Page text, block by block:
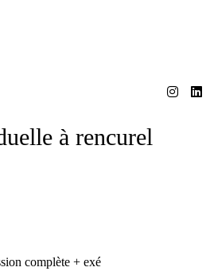
à rencurel
complète + exé